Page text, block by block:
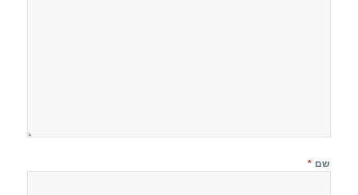
שם *